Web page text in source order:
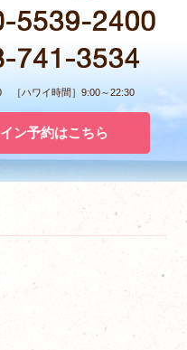
［ハワイ時間］9:00～22:30
ン予約はこちら